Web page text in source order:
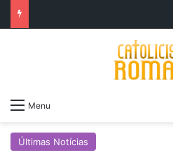
Menu
Últimas Notícias